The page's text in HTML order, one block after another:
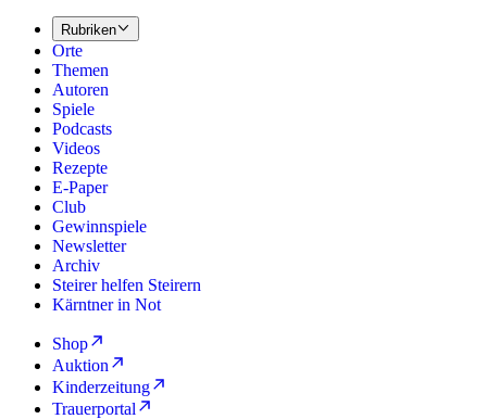
Rubriken
Orte
Themen
Autoren
Spiele
Podcasts
Videos
Rezepte
E-Paper
Club
Gewinnspiele
Newsletter
Archiv
Steirer helfen Steirern
Kärntner in Not
Shop
Auktion
Kinderzeitung
Trauerportal